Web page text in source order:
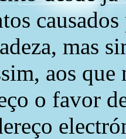
mas
aos
o favor